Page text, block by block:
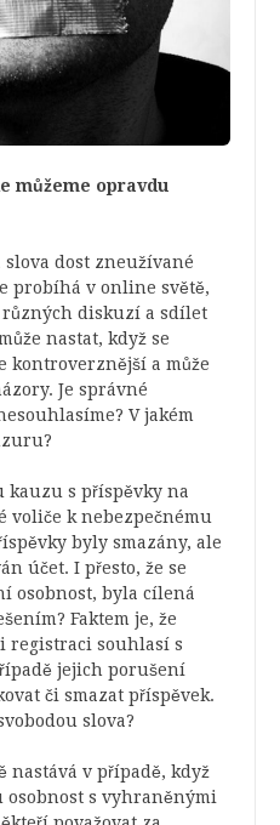
můžeme opravdu
slova dost zneužívané
probíhá v online světě,
různých diskuzí a sdílet
nastat, když se
kontroverznější a může
Je správné
V jakém
kauzu s příspěvky na
voliče k nebezpečnému
byly smazány, ale
účet. I přesto, že se
osobnost, byla cílená
Faktem je, že
registraci souhlasí s
jejich porušení
či smazat příspěvek.
slova?
nastává v případě, když
s vyhraněnými